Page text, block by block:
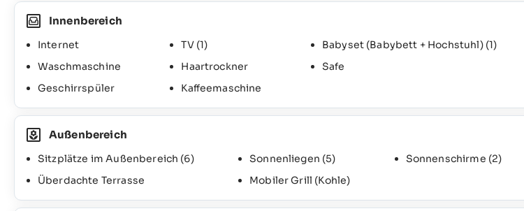
Innenbereich
Internet TV (1) Babyset (Babybett + Hochstuhl) (1)
Waschmaschine
Haartrockner
Safe
Geschirrspüler
Kaffeemaschine
Außenbereich
Sitzplätze im Außenbereich (6) Sonnenliegen (5) Sonnenschirme (2)
Überdachte Terrasse
Mobiler Grill (Kohle)